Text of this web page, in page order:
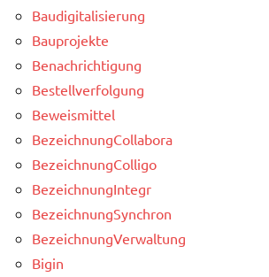
Baudigitalisierung
Bauprojekte
Benachrichtigung
Bestellverfolgung
Beweismittel
BezeichnungCollabora
BezeichnungColligo
BezeichnungIntegr
BezeichnungSynchron
BezeichnungVerwaltung
Bigin